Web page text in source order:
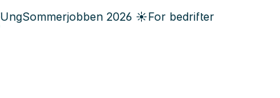
UngSommerjobben 2026 ☀️For bedrifter